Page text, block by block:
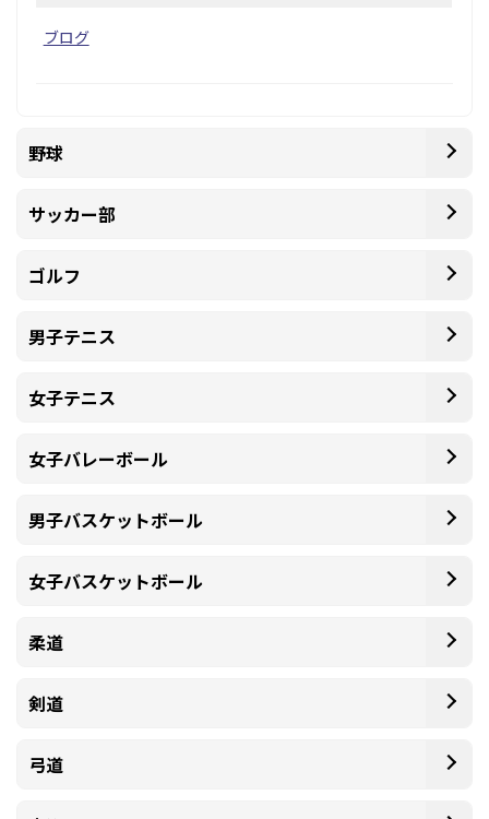
ブログ
野球
サッカー部
ゴルフ
男子テニス
女子テニス
女子バレーボール
男子バスケットボール
女子バスケットボール
柔道
剣道
弓道